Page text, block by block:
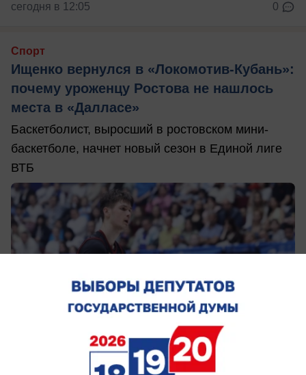
сегодня в 12:05 0
Спорт
Ищенко вернулся в «Локомотив-Кубань»:
почему уроженцу Ростова не нашлось
места в «Далласе»
Баскетболист, выросший в ростовском мини-
баскетболе, начнет новый сезон в Единой лиге
ВТБ